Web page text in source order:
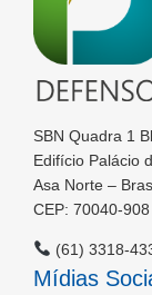
SBN Quadra 1
Edifício Palácio
Asa Norte –
CEP: 70040-908
(61) 3318-
Mídias